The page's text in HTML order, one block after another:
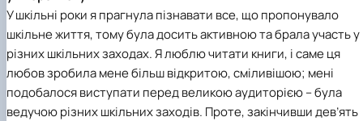
У шкільні роки я прагнула пізнавати все, що пропонувало
шкільне життя, тому була досить активною та брала участь у
різних шкільних заходах. Я люблю читати книги, і саме ця
любов зробила мене більш відкритою, сміливішою; мені
подобалося виступати перед великою аудиторією – була
ведучою різних шкільних заходів. Проте, закінчивши дев’ять